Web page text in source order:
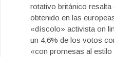
rotativo británico
obtenido en las
«díscolo» activista on
un 4,6% de los votos
«con promesas al